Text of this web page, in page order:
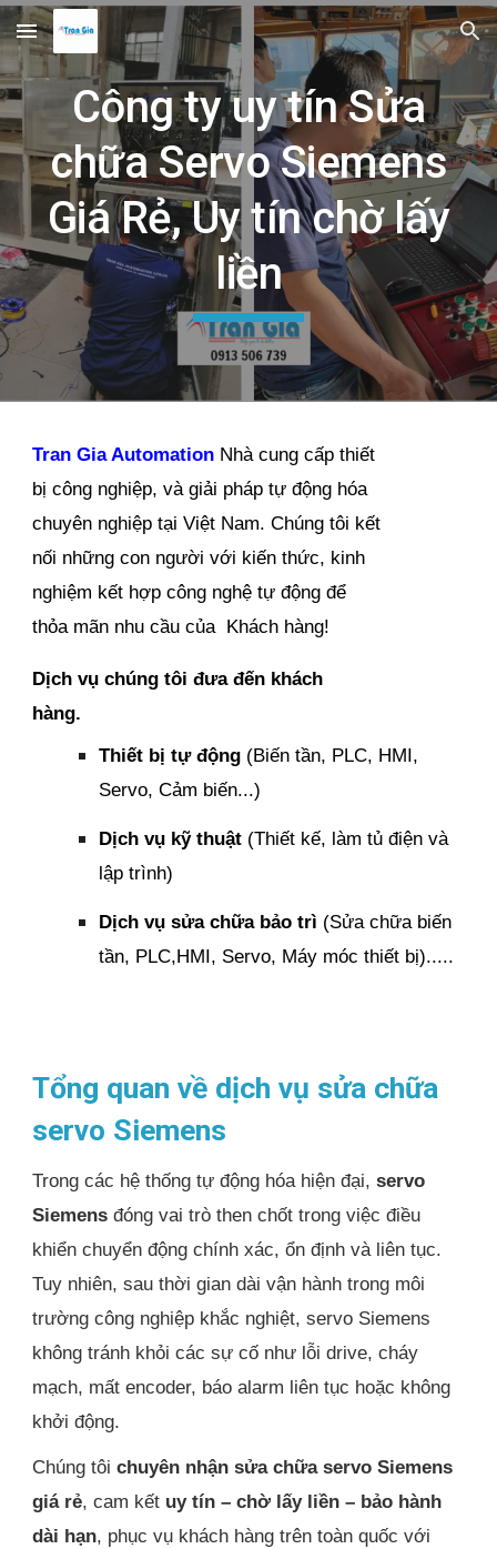
Skip to main content Skip to navigation
Công ty uy tín Sửa
chữa Servo Siemens
Giá Rẻ, Uy tín chờ lấy
liền
Tran Gia Automation Nhà cung cấp thiết
bị công nghiệp, và giải pháp tự động hóa
chuyên nghiệp tại Việt Nam. Chúng tôi kết
nối những con người với kiến thức, kinh
nghiệm kết hợp công nghệ tự động để
thỏa mãn nhu cầu của Khách hàng!
Dịch vụ chúng tôi đưa đến khách
hàng.
Thiết bị tự động (Biến tần, PLC, HMI,
Servo, Cảm biến...)
Dịch vụ kỹ thuật (Thiết kế, làm tủ điện và
lập trình)
Dịch vụ sửa chữa bảo trì (Sửa chữa biến
tần, PLC,HMI, Servo, Máy móc thiết bị).....
Tổng quan về dịch vụ sửa chữa
servo Siemens
Trong các hệ thống tự động hóa hiện đại,servo
Siemens đóng vai trò then chốt trong việc điều
khiển chuyển động chính xác, ổn định và liên tục.
Tuy nhiên, sau thời gian dài vận hành trong môi
trường công nghiệp khắc nghiệt, servo Siemens
không tránh khỏi các sự cố như lỗi drive, cháy
mạch, mất encoder, báo alarm liên tục hoặc không
khởi động.
Chúng tôichuyên nhận sửa chữa servo Siemens
giá rẻ, cam kết uy tín – chờ lấy liền – bảo hành
dài hạn, phục vụ khách hàng trên toàn quốc với